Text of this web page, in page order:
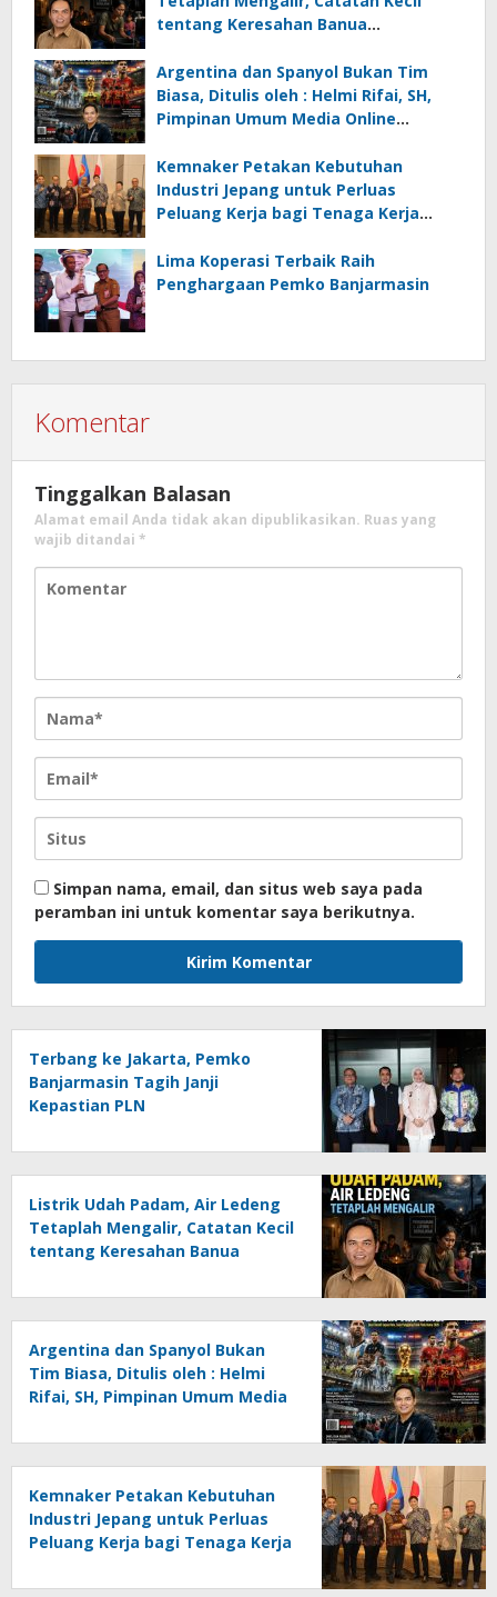
tentang Keresahan Banua
Ancaman Lingkungan, Oleh : Helmi
Rifai, SH
Argentina dan Spanyol Bukan Tim
Biasa, Ditulis oleh : Helmi Rifai, SH,
Pimpinan Umum Media Online
Kemnaker Petakan Kebutuhan
Industri Jepang untuk Perluas
Peluang Kerja bagi Tenaga Kerja
Lima Koperasi Terbaik Raih
Penghargaan Pemko Banjarmasin
Komentar
Tinggalkan Balasan
Alamat email Anda tidak akan dipublikasikan. Ruas yang
wajib ditandai *
Simpan nama, email, dan situs web saya pada
peramban ini untuk komentar saya berikutnya.
Terbang ke Jakarta, Pemko
Banjarmasin Tagih Janji
Kepastian PLN
Listrik Udah Padam, Air Ledeng
Tetaplah Mengalir, Catatan Kecil
tentang Keresahan Banua
Ancaman Lingkungan, Oleh :
Helmi Rifai, SH
Argentina dan Spanyol Bukan
Tim Biasa, Ditulis oleh : Helmi
Rifai, SH, Pimpinan Umum Media
Kemnaker Petakan Kebutuhan
Industri Jepang untuk Perluas
Peluang Kerja bagi Tenaga Kerja